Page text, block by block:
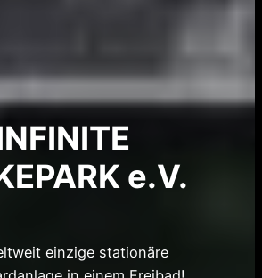
e.V.
einzige stationäre